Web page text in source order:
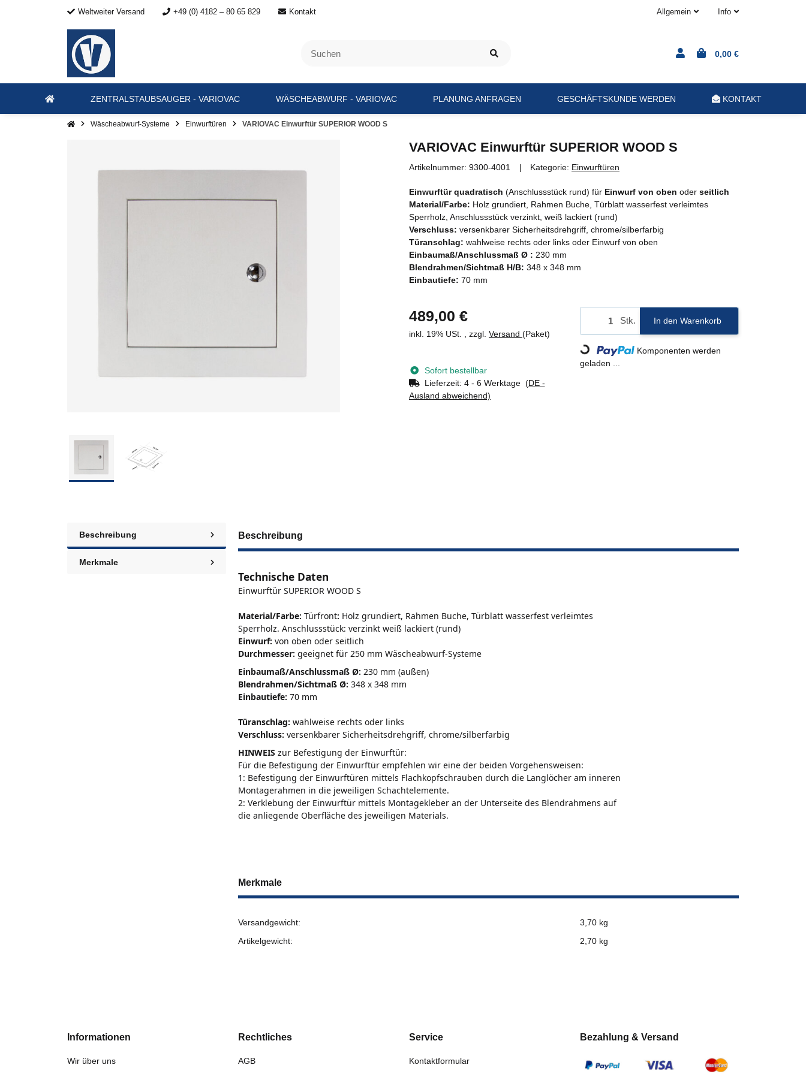
Weltweiter Versand +49 (0) 4182 – 80 65 829 Kontakt Allgemein Info
0,00 €
ZENTRALSTAUBSAUGER - VARIOVAC WÄSCHEABWURF - VARIOVAC PLANUNG ANFRAGEN GESCHÄFTSKUNDE WERDEN KONTAKT
Wäscheabwurf-Systeme Einwurftüren VARIOVAC Einwurftür SUPERIOR WOOD S
VARIOVAC Einwurftür SUPERIOR WOOD S
Artikelnummer: 9300-4001 Kategorie: Einwurftüren
Einwurftür quadratisch (Anschlussstück rund) für Einwurf von oben oder seitlich
Material/Farbe: Holz grundiert, Rahmen Buche, Türblatt wasserfest verleimtes
Sperrholz, Anschlussstück verzinkt, weiß lackiert (rund)
Verschluss: versenkbarer Sicherheitsdrehgriff, chrome/silberfarbig
Türanschlag: wahlweise rechts oder links oder Einwurf von oben
Einbaumaß/Anschlussmaß Ø : 230 mm
Blendrahmen/Sichtmaß H/B: 348 x 348 mm
Einbautiefe: 70 mm
489,00 €
inkl. 19% USt. , zzgl. Versand (Paket)
Sofort bestellbar
Lieferzeit: 4 - 6 Werktage (DE -
Ausland abweichend)
Stk. In den Warenkorb
Loading...
Komponenten werden
geladen ...
Beschreibung
Merkmale
Beschreibung
Technische Daten
Einwurftür SUPERIOR WOOD S
Material/Farbe: Türfront: Holz grundiert, Rahmen Buche, Türblatt wasserfest verleimtes
Sperrholz. Anschlussstück: verzinkt weiß lackiert (rund)
Einwurf: von oben oder seitlich
Durchmesser: geeignet für 250 mm Wäscheabwurf-Systeme
Einbaumaß/Anschlussmaß Ø: 230 mm (außen)
Blendrahmen/Sichtmaß Ø: 348 x 348 mm
Einbautiefe: 70 mm
Türanschlag: wahlweise rechts oder links
Verschluss: versenkbarer Sicherheitsdrehgriff, chrome/silberfarbig
HINWEIS zur Befestigung der Einwurftür:
Für die Befestigung der Einwurftür empfehlen wir eine der beiden Vorgehensweisen:
1: Befestigung der Einwurftüren mittels Flachkopfschrauben durch die Langlöcher am inneren
Montagerahmen in die jeweiligen Schachtelemente.
2: Verklebung der Einwurftür mittels Montagekleber an der Unterseite des Blendrahmens auf
die anliegende Oberfläche des jeweiligen Materials.
Merkmale
Versandgewicht:
3,70 kg
Artikelgewicht:
2,70 kg
Informationen
Wir über uns
Rechtliches
AGB
Service
Kontaktformular
Bezahlung & Versand